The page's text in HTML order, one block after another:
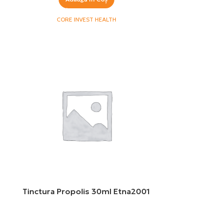
CORE INVEST HEALTH
Tinctura Propolis 30ml Etna2001